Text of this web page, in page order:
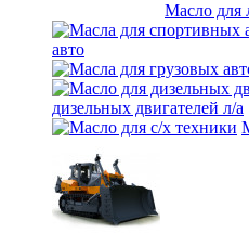
Масло для
авто
дизельных двигателей л/а